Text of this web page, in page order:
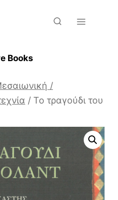
Books
/
/ Το τραγούδι του